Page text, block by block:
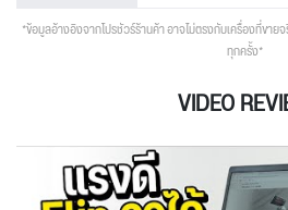
*ข้อมูลอ้างอิงจากโปรชัวร์ร้านค้า อาจไม่ตรงกับเครื่องที่ขา
ทุกครั้ง*
VIDEO